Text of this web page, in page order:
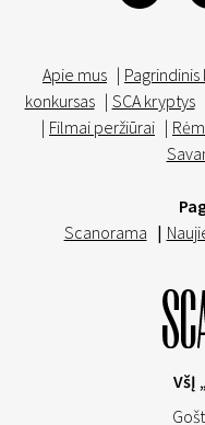
Apie mus | Pagrindinis
konkursas | SCA kryptys
| Filmai peržiūrai |
Scanorama |
VšĮ